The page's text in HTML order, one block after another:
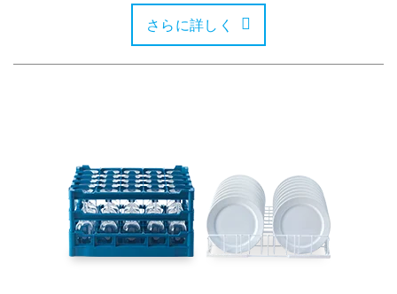
さらに詳しく